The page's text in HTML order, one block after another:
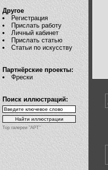
Другое
Регистрация
Прислать работу
Личный кабинет
Прислать статью
Статьи по искусству
Партнёрские проекты:
Фрески
Поиск иллюстраций:
Top галереи "АРТ"